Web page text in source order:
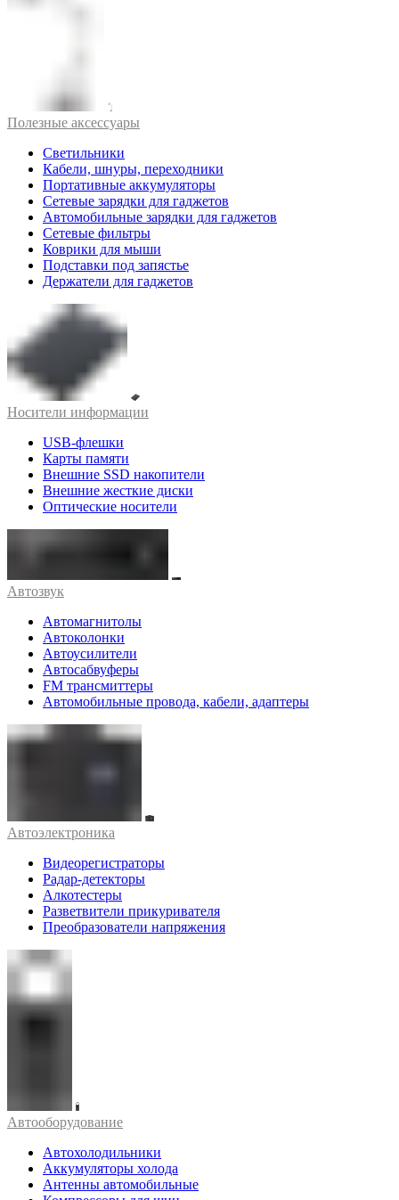
Полезные аксессуары
Светильники
Кабели, шнуры, переходники
Портативные аккумуляторы
Сетевые зарядки для гаджетов
Автомобильные зарядки для гаджетов
Сетевые фильтры
Коврики для мыши
Подставки под запястье
Держатели для гаджетов
Носители информации
USB-флешки
Карты памяти
Внешние SSD накопители
Внешние жесткие диски
Оптические носители
Автозвук
Автомагнитолы
Автоколонки
Автоусилители
Автосабвуферы
FM трансмиттеры
Автомобильные провода, кабели, адаптеры
Автоэлектроника
Видеорегистраторы
Радар-детекторы
Алкотестеры
Разветвители прикуривателя
Преобразователи напряжения
Автооборудование
Автохолодильники
Аккумуляторы холода
Антенны автомобильные